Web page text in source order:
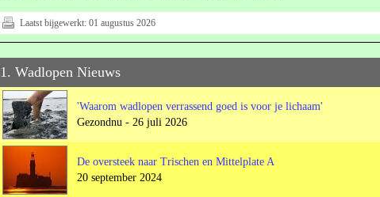
Laatst bijgewerkt: 01 augustus 2026
1. Wadlopen Nieuws
'Waarom wadlopen verrassend goed is voor je lichaam'
Gezondnu - 26 juli 2026
De oversteek naar Trischen en Mittelplate A
20 september 2024